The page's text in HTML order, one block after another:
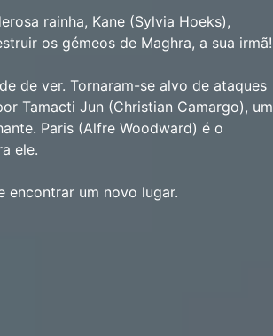
rainha, Kane (Sylvia Hoeks),
os gémeos de Maghra, a sua irmã!
de ver. Tornaram-se alvo de ataques
Tamacti Jun (Christian Camargo), um
Paris (Alfre Woodward) é o
ele.
encontrar um novo lugar.